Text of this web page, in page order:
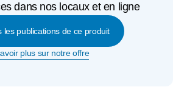
dans nos locaux et en ligne
les publications de ce produit
plus sur notre offre